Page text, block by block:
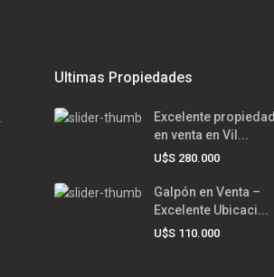
Ultimas Propiedades
Excelente propiedad
en venta en Vil...
U$S 280.000
Galpón en Venta –
Excelente Ubicaci...
U$S 110.000